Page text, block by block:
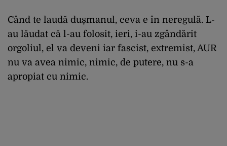
Când te laudă dușmanul, ceva e în neregulă. L-
au lăudat că l-au folosit, ieri, i-au zgândărit
orgoliul, el va deveni iar fascist, extremist, AUR
nu va avea nimic, nimic, de putere, nu s-a
apropiat cu nimic.